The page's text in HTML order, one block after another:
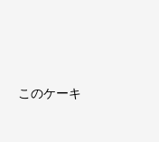
このケーキ